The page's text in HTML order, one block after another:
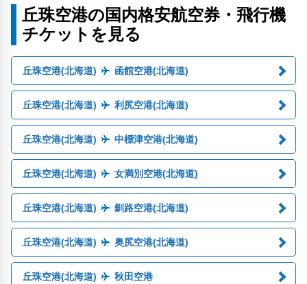
丘珠空港の国内格安航空券・飛行機
チケットを見る
丘珠空港(北海道) 函館空港(北海道)
丘珠空港(北海道) 利尻空港(北海道)
丘珠空港(北海道) 中標津空港(北海道)
丘珠空港(北海道) 女満別空港(北海道)
丘珠空港(北海道) 釧路空港(北海道)
丘珠空港(北海道) 奥尻空港(北海道)
丘珠空港(北海道) 秋田空港